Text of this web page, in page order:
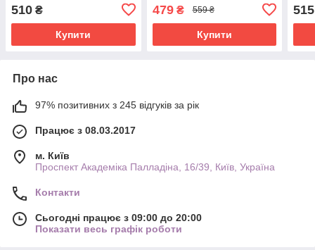
510 ₴
Купити
кольоровий гель, рідкий
полігель) Magic Girl 6 шт
479₴ 559 ₴
Купити
515
Про нас
97% позитивних з 245 відгуків за рік
Працює з 08.03.2017
м. Київ
Проспект Академіка Палладіна, 16/39, Київ, Україна
Контакти
Сьогодні працює з 09:00 до 20:00
Показати весь графік роботи